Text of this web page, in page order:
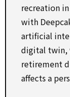
recreation
with
artificial
digital twin,
retirement
affects a